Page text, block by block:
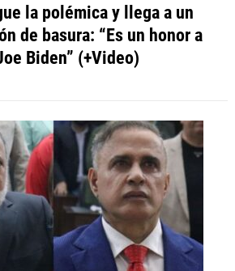
la polémica y llega a un
de basura: “Es un honor a
Biden” (+Video)